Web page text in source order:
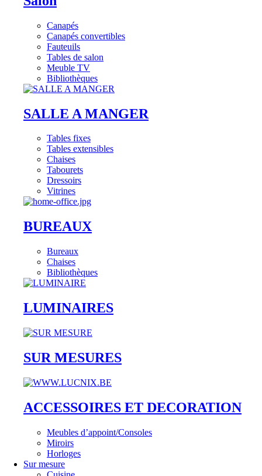
Canapés
Canapés convertibles
Fauteuils
Tables de salon
Meuble TV
Bibliothèques
SALLE A MANGER
Tables fixes
Tables extensibles
Chaises
Tabourets
Dressoirs
Vitrines
BUREAUX
Bureaux
Chaises
Bibliothèques
LUMINAIRES
SUR MESURES
ACCESSOIRES ET DECORATION
Meubles d’appoint/Consoles
Miroirs
Horloges
Sur mesure